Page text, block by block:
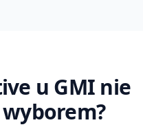
u GMI nie